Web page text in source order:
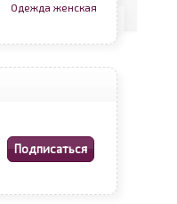
Одежда женская